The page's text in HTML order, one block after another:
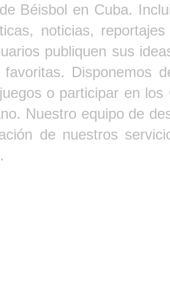
Béisbol en Cuba.
noticias,
publiquen sus
Disponemos
o participar en
Nuestro equipo de
de nuestros